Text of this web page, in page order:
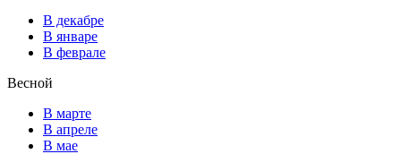
В декабре
В январе
В феврале
Весной
В марте
В апреле
В мае